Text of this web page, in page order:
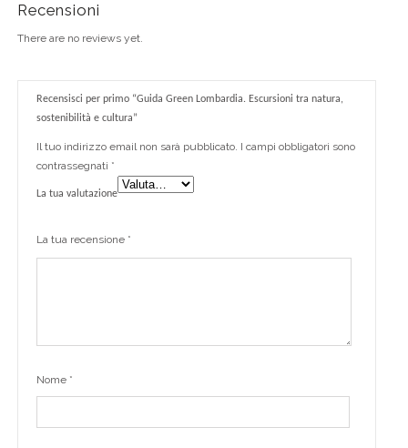
Recensioni
There are no reviews yet.
Recensisci per primo “Guida Green Lombardia. Escursioni tra natura,
sostenibilità e cultura”
Il tuo indirizzo email non sarà pubblicato. I campi obbligatori sono
contrassegnati *
La tua valutazione
La tua recensione *
Nome *